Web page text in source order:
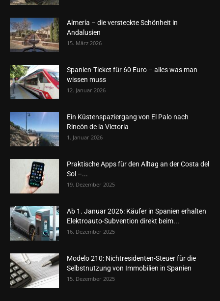
Almería – die versteckte Schönheit in
Andalusien
15. März 2026
Spanien-Ticket für 60 Euro – alles was man
wissen muss
12. Januar 2026
Ein Küstenspaziergang von El Palo nach
Rincón de la Victoria
1. Januar 2026
Praktische Apps für den Alltag an der Costa del
Sol –...
19. Dezember 2025
Ab 1. Januar 2026: Käufer in Spanien erhalten
Elektroauto-Subvention direkt beim...
16. Dezember 2025
Modelo 210: Nichtresidenten-Steuer für die
Selbstnutzung von Immobilien in Spanien
15. Dezember 2025